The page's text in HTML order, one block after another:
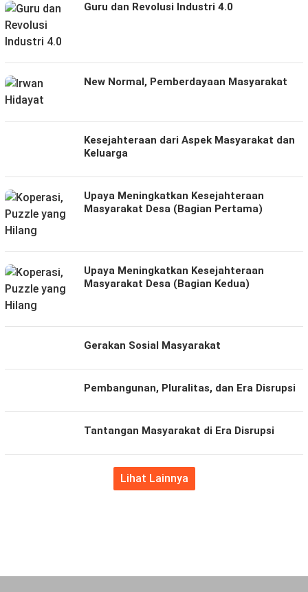
Guru dan Revolusi Industri 4.0
New Normal, Pemberdayaan Masyarakat
Kesejahteraan dari Aspek Masyarakat dan
Keluarga
Upaya Meningkatkan Kesejahteraan
Masyarakat Desa (Bagian Pertama)
Upaya Meningkatkan Kesejahteraan
Masyarakat Desa (Bagian Kedua)
Gerakan Sosial Masyarakat
Pembangunan, Pluralitas, dan Era Disrupsi
Tantangan Masyarakat di Era Disrupsi
Lihat Lainnya